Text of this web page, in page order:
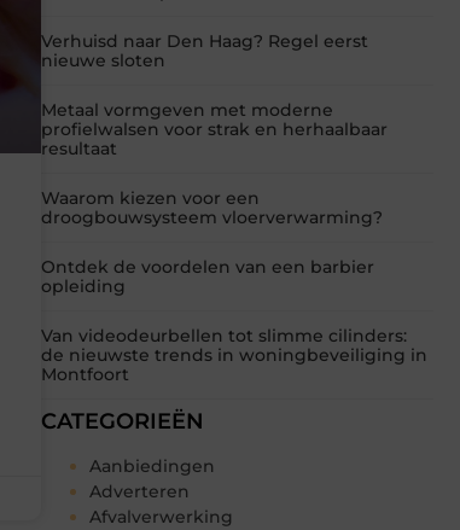
Verhuisd naar Den Haag? Regel eerst
nieuwe sloten
Metaal vormgeven met moderne
profielwalsen voor strak en herhaalbaar
resultaat
Waarom kiezen voor een
droogbouwsysteem vloerverwarming?
Ontdek de voordelen van een barbier
opleiding
Van videodeurbellen tot slimme cilinders:
de nieuwste trends in woningbeveiliging in
Montfoort
CATEGORIEËN
Aanbiedingen
Adverteren
Afvalverwerking